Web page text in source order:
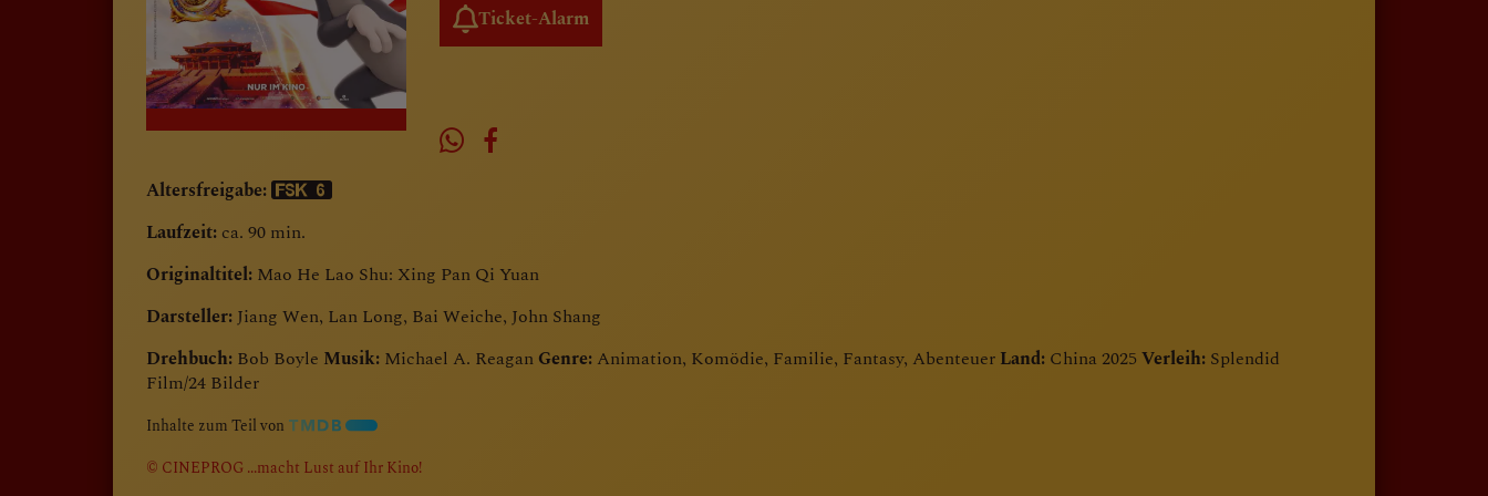
Ticket-Alarm
Altersfreigabe:
Laufzeit: ca. 90 min.
Originaltitel: Mao He Lao Shu: Xing Pan Qi Yuan
Darsteller:Jiang Wen, Lan Long, Bai Weiche, John Shang
Drehbuch: Bob Boyle Musik: Michael A. Reagan Genre: Animation, Komödie, Familie, Fantasy, Abenteuer Land: China 2025 Verleih: Splendid
Film/24 Bilder
Inhalte zum Teil von
© CINEPROG ...macht Lust auf Ihr Kino!